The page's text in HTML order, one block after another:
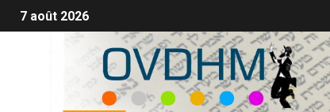
7 août 2026